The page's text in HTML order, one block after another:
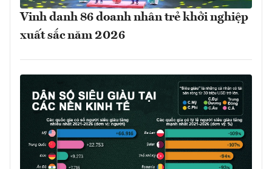
Vinh danh 86 doanh nhân trẻ khởi nghiệp
xuất sắc năm 2026